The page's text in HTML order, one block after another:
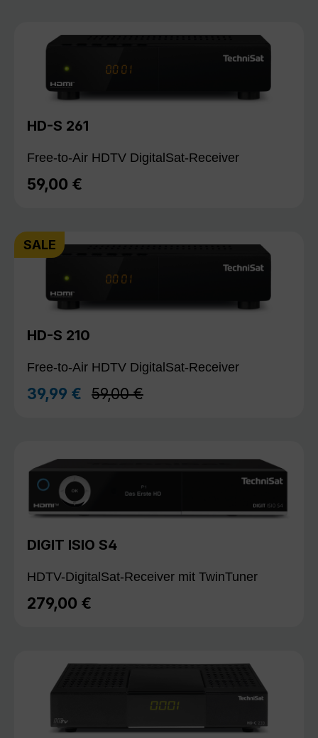
HD-S 261
Free-to-Air HDTV DigitalSat-Receiver
Regulärer Preis:
59,00 €
SALE
HD-S 210
Free-to-Air HDTV DigitalSat-Receiver
Verkaufspreis:
39,99 € Regulärer Preis:
59,00 €
DIGIT ISIO S4
HDTV-DigitalSat-Receiver mit TwinTuner
Regulärer Preis:
279,00 €